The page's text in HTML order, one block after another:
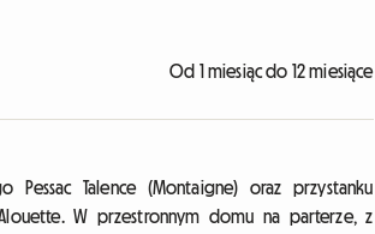
Od 1 miesiąc do 12 miesiące
Talence (Montaigne) oraz przystanku
W przestronnym domu na parterze, z